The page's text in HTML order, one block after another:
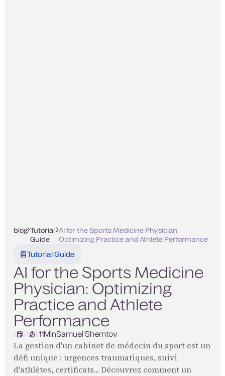
blog Tutorial
Guide
AI for the Sports Medicine Physician:
Optimizing Practice and Athlete Performance
Tutorial Guide
AI for the Sports Medicine
Physician: Optimizing
Practice and Athlete
Performance
11MinSamuel Shemtov
La gestion d'un cabinet de médecin du sport est un
défi unique : urgences traumatiques, suivi
d'athlètes, certificats... Découvrez comment un